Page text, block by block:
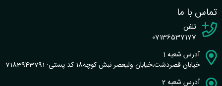
تماس با ما
تلفن
07136537177
آدرس شعبه 1
خیابان قصردشت،خیابان ولیعصر نبش کوچه18 کد پستی: 7183943791
آدرس شعبه 2